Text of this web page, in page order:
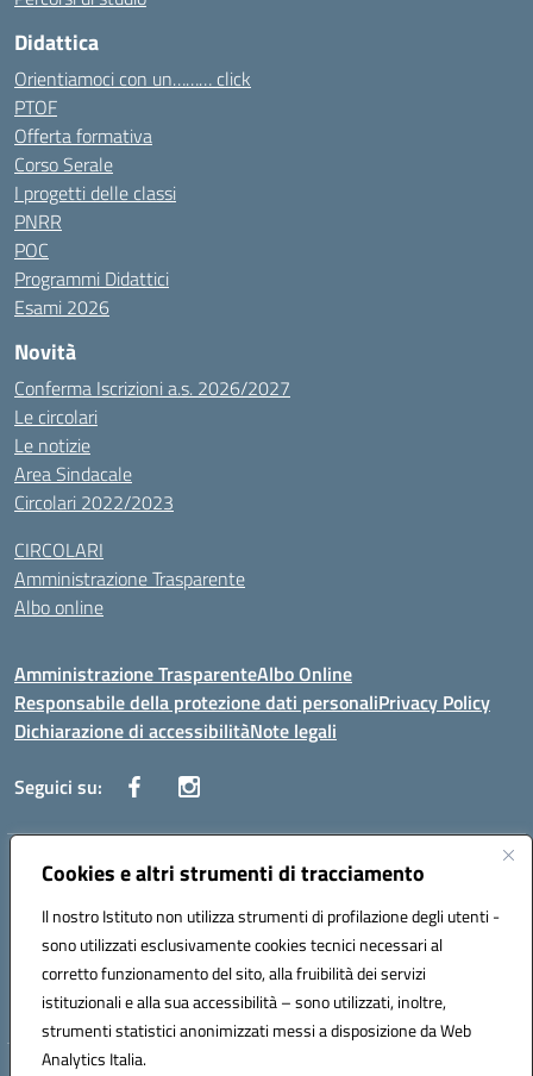
Cookies e altri strumenti di tracciamento
Il nostro Istituto non utilizza strumenti di profilazione degli utenti -
sono utilizzati esclusivamente cookies tecnici necessari al
corretto funzionamento del sito, alla fruibilità dei servizi
istituzionali e alla sua accessibilità – sono utilizzati, inoltre,
strumenti statistici anonimizzati messi a disposizione da Web
Analytics Italia.
Didattica
Orientiamoci con un……… click
PTOF
Offerta formativa
Corso Serale
I progetti delle classi
PNRR
POC
Programmi Didattici
Esami 2026
Novità
Conferma Iscrizioni a.s. 2026/2027
Le circolari
Le notizie
Area Sindacale
Circolari 2022/2023
CIRCOLARI
Amministrazione Trasparente
Albo online
Amministrazione TrasparenteAlbo Online
Responsabile della protezione dati personaliPrivacy Policy
Dichiarazione di accessibilitàNote legali
Seguici su:
Indirizzo:Corso Vittorio Emanuele, 27 90133 - Palermo
Posta elettronica certificata (PEC):pais03600r@pec.istruzione.it
Codice fiscale: 97308550827
Codice meccanografico: PAIS03600R